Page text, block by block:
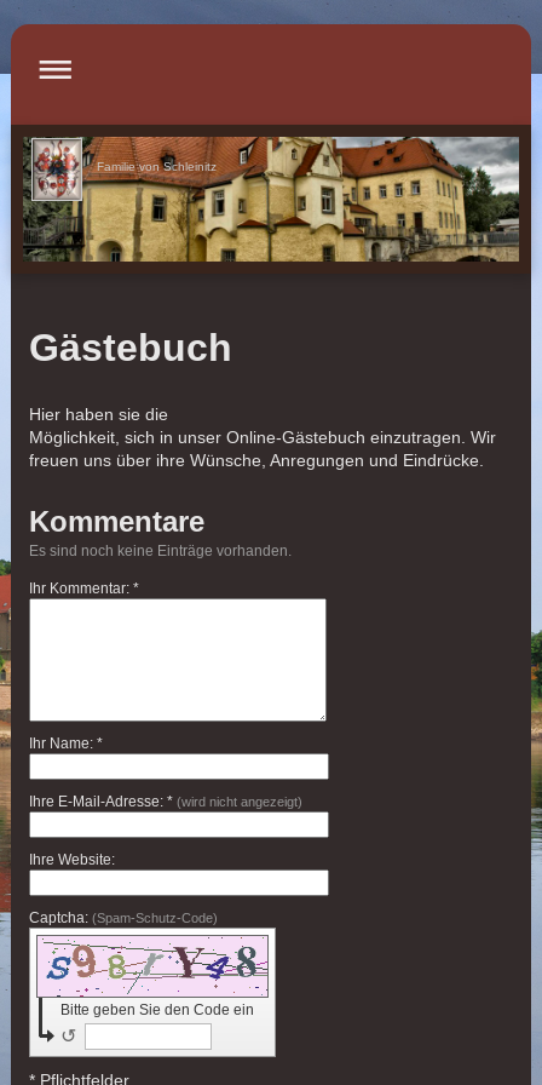
Familie von Schleinitz
Gästebuch
Hier haben sie die
Möglichkeit, sich in unser Online-Gästebuch einzutragen. Wir
freuen uns über ihre Wünsche, Anregungen und Eindrücke.
Kommentare
Es sind noch keine Einträge vorhanden.
Ihr Kommentar: *
Ihr Name: *
Ihre E-Mail-Adresse: * (wird nicht angezeigt)
Ihre Website:
Captcha: (Spam-Schutz-Code)
Bitte geben Sie den Code ein
↺
* Pflichtfelder